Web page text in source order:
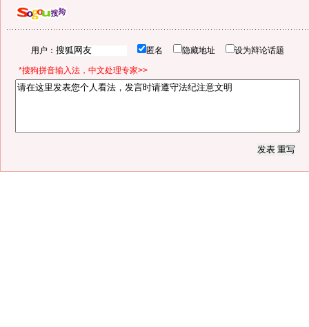
用户： 匿名 隐藏地址 设为辩论话题
*搜狗拼音输入法，中文处理专家>>